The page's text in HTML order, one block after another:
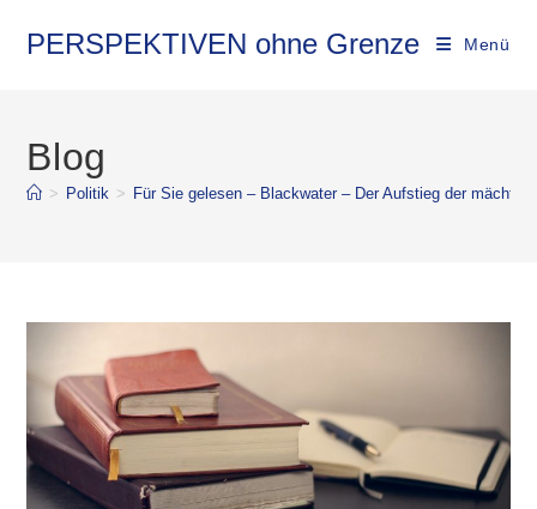
PERSPEKTIVEN ohne Grenze Menü
Blog
> Politik > Für Sie gelesen – Blackwater – Der Aufstieg der